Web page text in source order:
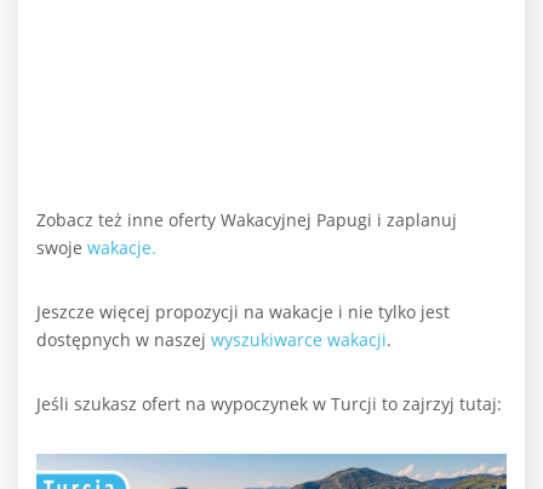
Zobacz też inne oferty Wakacyjnej Papugi i zaplanuj
swoje wakacje.
Jeszcze więcej propozycji na wakacje i nie tylko jest
dostępnych w naszej wyszukiwarce wakacji.
Jeśli szukasz ofert na wypoczynek w Turcji to zajrzyj tutaj: